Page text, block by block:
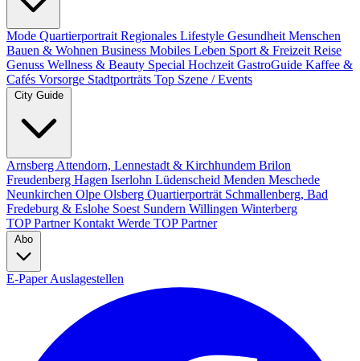
Mode Quartierportrait Regionales Lifestyle Gesundheit Menschen
Bauen & Wohnen Business Mobiles Leben Sport & Freizeit Reise
Genuss Wellness & Beauty Special Hochzeit GastroGuide Kaffee &
Cafés Vorsorge Stadtporträts Top Szene / Events
City Guide
Arnsberg Attendorn, Lennestadt & Kirchhundem Brilon
Freudenberg Hagen Iserlohn Lüdenscheid Menden Meschede
Neunkirchen Olpe Olsberg Quartierporträt Schmallenberg, Bad
Fredeburg & Eslohe Soest Sundern Willingen Winterberg
TOP PartnerKontakt Werde TOP Partner
Abo
E-PaperAuslagestellen